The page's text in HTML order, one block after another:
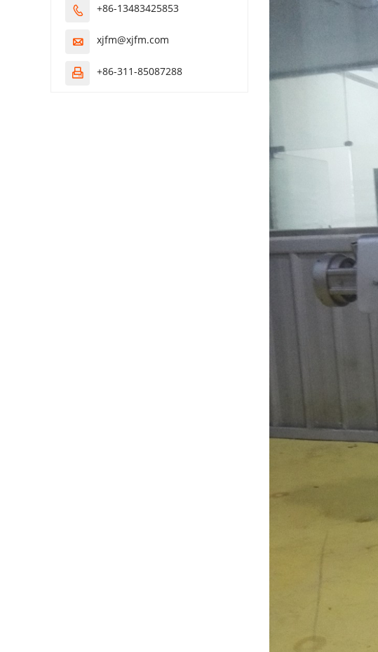
 +86-13483425853
 xjfm@xjfm.com
 +86-311-85087288